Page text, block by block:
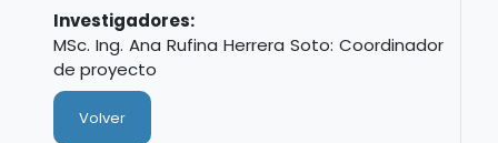
Investigadores:
MSc. Ing. Ana Rufina Herrera Soto: Coordinador
de proyecto
Volver